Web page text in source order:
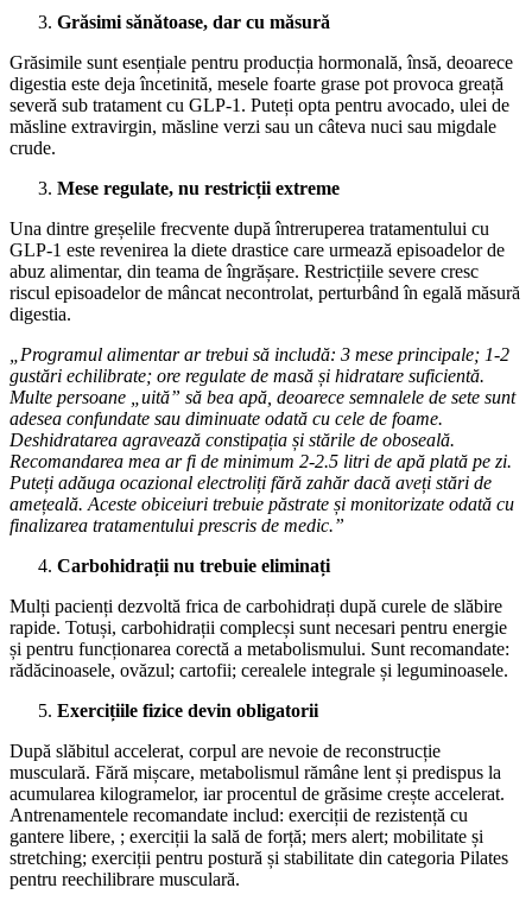
Grăsimi sănătoase, dar cu măsură
Grăsimile sunt esențiale pentru producția hormonală, însă, deoarece
digestia este deja încetinită, mesele foarte grase pot provoca greață
severă sub tratament cu GLP-1. Puteți opta pentru avocado, ulei de
măsline extravirgin, măsline verzi sau un câteva nuci sau migdale
crude.
Mese regulate, nu restricții extreme
Una dintre greșelile frecvente după întreruperea tratamentului cu
GLP-1 este revenirea la diete drastice care urmează episoadelor de
abuz alimentar, din teama de îngrășare. Restricțiile severe cresc
riscul episoadelor de mâncat necontrolat, perturbând în egală măsură
digestia.
„Programul alimentar ar trebui să includă: 3 mese principale; 1-2
gustări echilibrate; ore regulate de masă și hidratare suficientă.
Multe persoane „uită” să bea apă, deoarece semnalele de sete sunt
adesea confundate sau diminuate odată cu cele de foame.
Deshidratarea agravează constipația și stările de oboseală.
Recomandarea mea ar fi de minimum 2-2.5 litri de apă plată pe zi.
Puteți adăuga ocazional electroliți fără zahăr dacă aveți stări de
amețeală. Aceste obiceiuri trebuie păstrate și monitorizate odată cu
finalizarea tratamentului prescris de medic.”
Carbohidrații nu trebuie eliminați
Mulți pacienți dezvoltă frica de carbohidrați după curele de slăbire
rapide. Totuși, carbohidrații complecși sunt necesari pentru energie
și pentru funcționarea corectă a metabolismului. Sunt recomandate:
rădăcinoasele, ovăzul; cartofii; cerealele integrale și leguminoasele.
Exercițiile fizice devin obligatorii
După slăbitul accelerat, corpul are nevoie de reconstrucție
musculară. Fără mișcare, metabolismul rămâne lent și predispus la
acumularea kilogramelor, iar procentul de grăsime crește accelerat.
Antrenamentele recomandate includ: exerciții de rezistență cu
gantere libere, ; exerciții la sală de forță; mers alert; mobilitate și
stretching; exerciții pentru postură și stabilitate din categoria Pilates
pentru reechilibrare musculară.